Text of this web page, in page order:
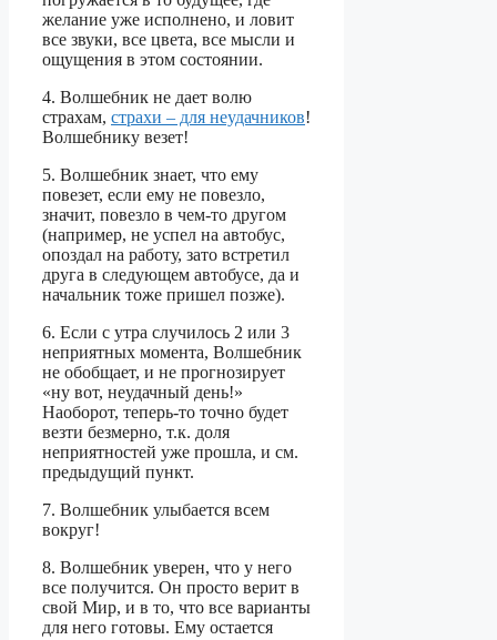
желание уже исполнено, и ловит
все звуки, все цвета, все мысли и
ощущения в этом состоянии.
4. Волшебник не дает волю
страхам, страхи – для неудачников!
Волшебнику везет!
5. Волшебник знает, что ему
повезет, если ему не повезло,
значит, повезло в чем-то другом
(например, не успел на автобус,
опоздал на работу, зато встретил
друга в следующем автобусе, да и
начальник тоже пришел позже).
6. Если с утра случилось 2 или 3
неприятных момента, Волшебник
не обобщает, и не прогнозирует
«ну вот, неудачный день!»
Наоборот, теперь-то точно будет
везти безмерно, т.к. доля
неприятностей уже прошла, и см.
предыдущий пункт.
7. Волшебник улыбается всем
вокруг!
8. Волшебник уверен, что у него
все получится. Он просто верит в
свой Мир, и в то, что все варианты
для него готовы. Ему остается